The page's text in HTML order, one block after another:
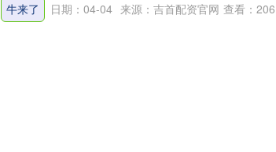
牛来了 日期：04-04 来源：吉首配资官网 查看： 206